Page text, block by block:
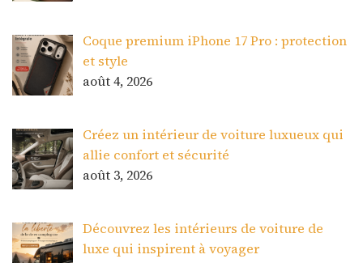
Coque premium iPhone 17 Pro : protection
et style
août 4, 2026
Créez un intérieur de voiture luxueux qui
allie confort et sécurité
août 3, 2026
Découvrez les intérieurs de voiture de
luxe qui inspirent à voyager